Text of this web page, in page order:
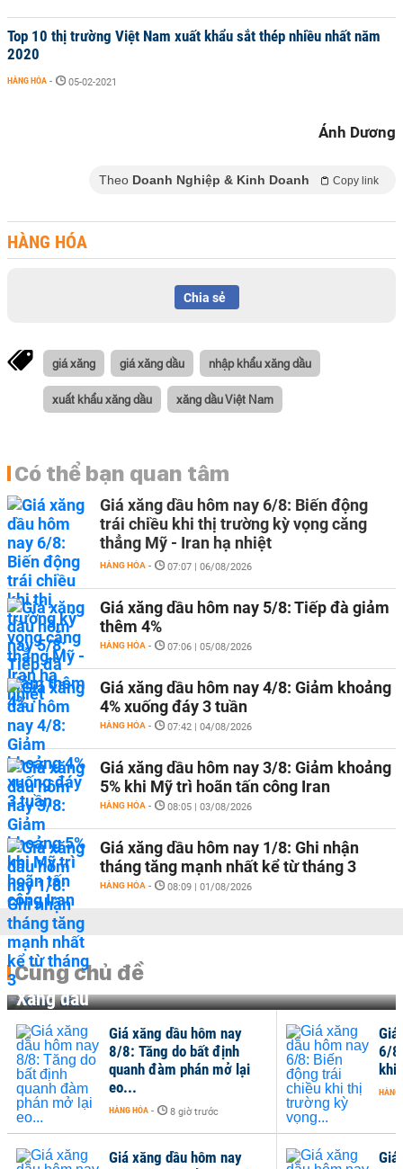
Top 10 thị trường Việt Nam xuất khẩu sắt thép nhiều nhất năm
2020
HÀNG HÓA - 05-02-2021
Ánh Dương
Theo Doanh Nghiệp & Kinh Doanh Copy link
HÀNG HÓA
Chia sẻ
giá xăng giá xăng dầu nhập khẩu xăng dầu
xuất khẩu xăng dầu xăng dầu Việt Nam
Có thể bạn quan tâm
Giá xăng dầu hôm nay 6/8: Biến động
trái chiều khi thị trường kỳ vọng căng
thẳng Mỹ - Iran hạ nhiệt
HÀNG HÓA - 07:07 | 06/08/2026
Giá xăng dầu hôm nay 5/8: Tiếp đà giảm
thêm 4%
HÀNG HÓA - 07:06 | 05/08/2026
Giá xăng dầu hôm nay 4/8: Giảm khoảng
4% xuống đáy 3 tuần
HÀNG HÓA - 07:42 | 04/08/2026
Giá xăng dầu hôm nay 3/8: Giảm khoảng
5% khi Mỹ trì hoãn tấn công Iran
HÀNG HÓA - 08:05 | 03/08/2026
Giá xăng dầu hôm nay 1/8: Ghi nhận
tháng tăng mạnh nhất kể từ tháng 3
HÀNG HÓA - 08:09 | 01/08/2026
Cùng chủ đề
Xăng dầu
Giá xăng dầu hôm nay
8/8: Tăng do bất định
quanh đàm phán mở lại
eo...
HÀNG HÓA - 8 giờ trước
Giá xăng dầu hôm nay
Giá
6/
khi
HÀNG
Giá